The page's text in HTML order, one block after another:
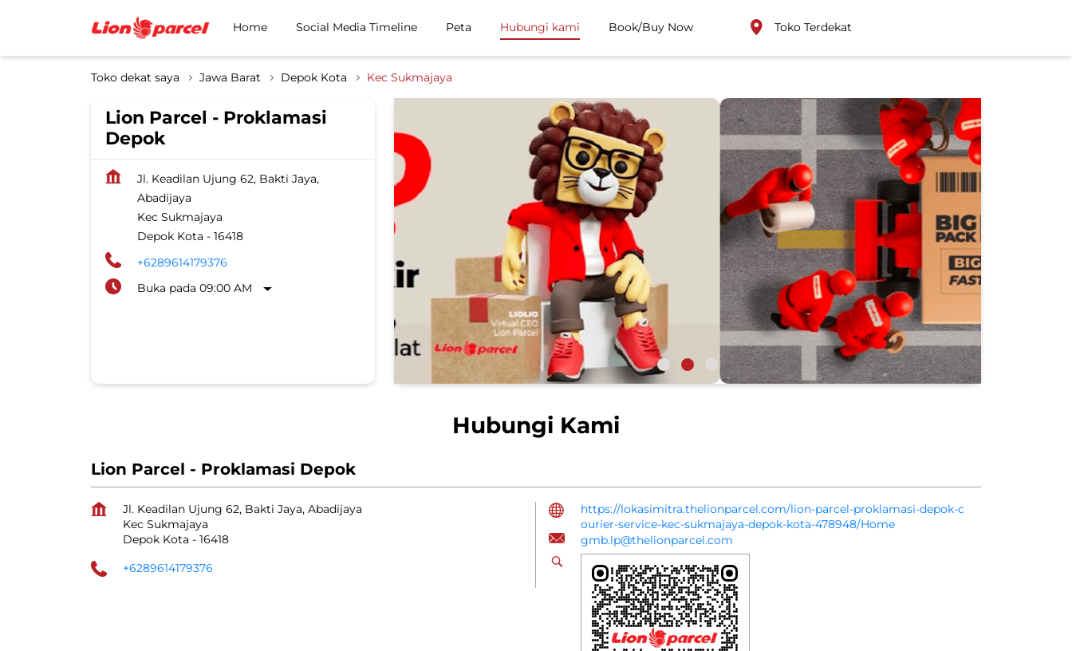
Home Social Media Timeline Peta Hubungi kami Book/Buy Now Toko Terdekat
Toko dekat saya Jawa Barat Depok Kota Kec Sukmajaya
Lion Parcel - Proklamasi
Depok
Jl. Keadilan Ujung 62, Bakti Jaya,
Abadijaya
Kec Sukmajaya
Depok Kota - 16418
+6289614179376
Buka pada 09:00 AM
Hubungi Kami
Lion Parcel - Proklamasi Depok
Jl. Keadilan Ujung 62, Bakti Jaya, Abadijaya
Kec Sukmajaya
Depok Kota - 16418
+6289614179376
https://lokasimitra.thelionparcel.com/lion-parcel-proklamasi-depok-c
ourier-service-kec-sukmajaya-depok-kota-478948/Home
gmb.lp@thelionparcel.com